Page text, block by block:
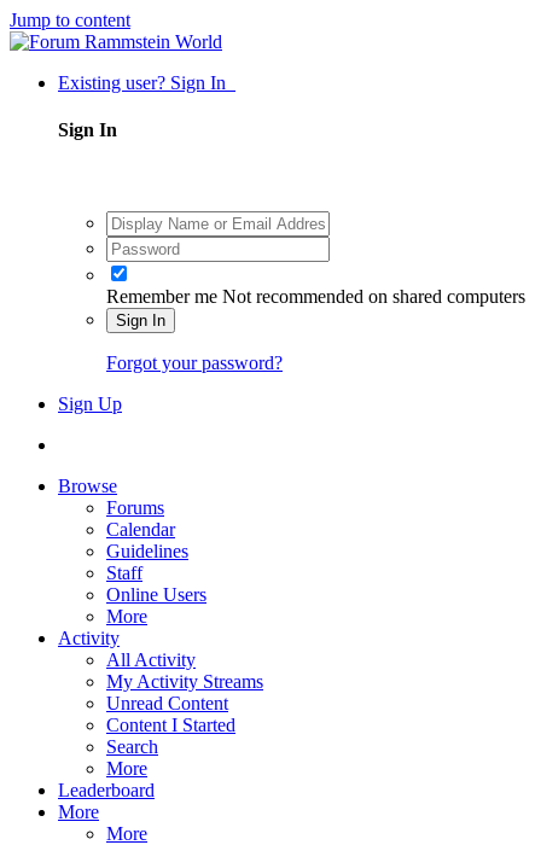
Jump to content
Existing user? Sign In
Sign In
Remember me Not recommended on shared computers
Sign In
Forgot your password?
Sign Up
Browse
Forums
Calendar
Guidelines
Staff
Online Users
More
Activity
All Activity
My Activity Streams
Unread Content
Content I Started
Search
More
Leaderboard
More
More